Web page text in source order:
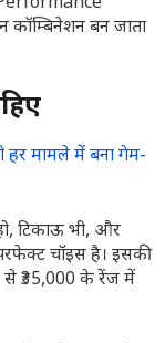
बन जाता
टिकाऊ भी, और
चॉइस है। इसकी
से ₹35,000 के रेंज में